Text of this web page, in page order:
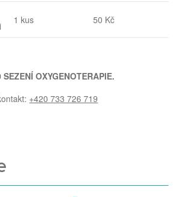
1 kus 50 Kč
OXYGENOTERAPIE.
+420 733 726 719